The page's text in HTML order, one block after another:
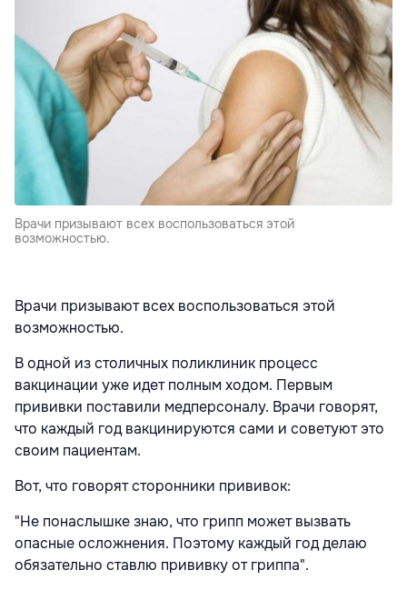
Врачи призывают всех воспользоваться этой
возможностью.
Врачи призывают всех воспользоваться этой
возможностью.
В одной из столичных поликлиник процесс
вакцинации уже идет полным ходом. Первым
прививки поставили медперсоналу. Врачи говорят,
что каждый год вакцинируются сами и советуют это
своим пациентам.
Вот, что говорят сторонники прививок:
"Не понаслышке знаю, что грипп может вызвать
опасные осложнения. Поэтому каждый год делаю
обязательно ставлю прививку от гриппа".